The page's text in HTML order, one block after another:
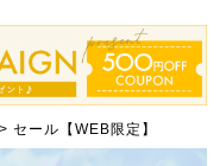
セール【WEB限定】